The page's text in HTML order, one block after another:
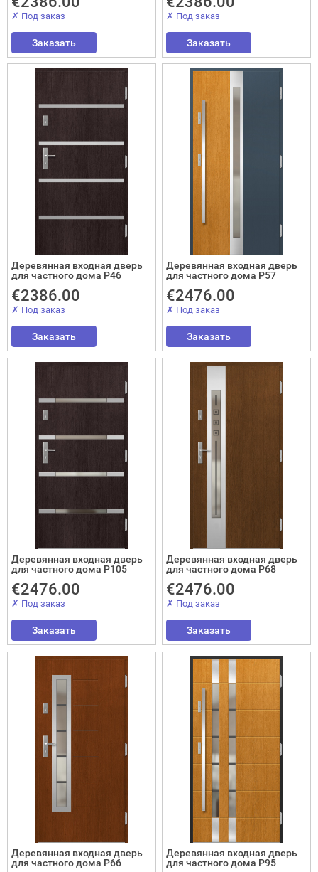
✗ Под заказ
Заказать
✗ Под заказ
Заказать
Деревянная входная дверь
для частного дома P46
€2386.00
✗ Под заказ
Заказать
Деревянная входная дверь
для частного дома P57
€2476.00
✗ Под заказ
Заказать
Деревянная входная дверь
для частного дома P105
€2476.00
✗ Под заказ
Заказать
Деревянная входная дверь
для частного дома P68
€2476.00
✗ Под заказ
Заказать
Деревянная входная дверь
для частного дома P66
Деревянная входная дверь
для частного дома P95
Закрыть!